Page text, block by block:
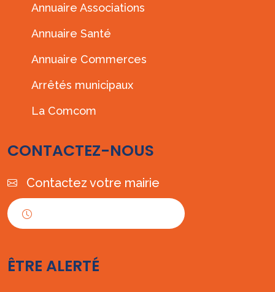
Annuaire Associations
Annuaire Santé
Annuaire Commerces
Arrêtés municipaux
La Comcom
CONTACTEZ-NOUS
Contactez votre mairie
ÊTRE ALERTÉ